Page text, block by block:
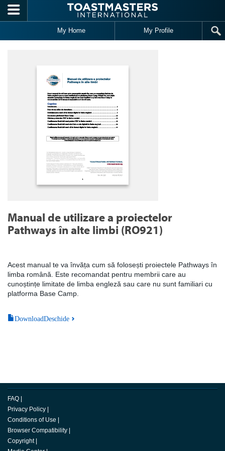
Skip to main content
My Home My Profile
Manual de utilizare a proiectelor
Pathways în alte limbi (RO921)
Acest manual te va învăța cum să folosești proiectele Pathways în
limba română. Este recomandat pentru membrii care au
cunoștințe limitate de limba engleză sau care nu sunt familiari cu
platforma Base Camp.
DownloadDeschide
FAQ
Privacy Policy
Conditions of Use
Browser Compatibility
Copyright